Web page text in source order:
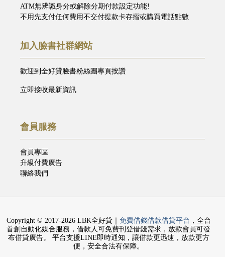
ATM無辨識身分或解除分期付款設定功能!
不用先支付任何費用不交付提款卡存摺或購買電話點數
加入臉書社群網站
歡迎到全好貸臉書粉絲團專頁按讚
立即接收最新資訊
會員服務
會員專區
升級付費廣告
聯絡我們
Copyright © 2017-2026 LBK全好貸｜ 免費借錢借款借貸平台 ，全台
首創自動化媒合服務，借款人可免費刊登借錢需求，放款會員可發
布借貸廣告。 平台支援LINE即時通知，讓借款更迅速，放款更方
便，安全合法有保障。